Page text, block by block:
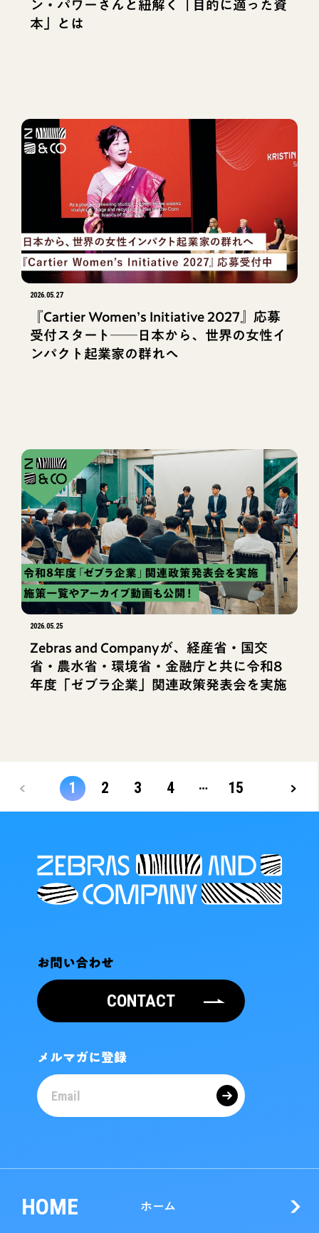
ン・パワーさんと紐解く「目的に適った資
本」とは
2026.05.27
『Cartier Women’s Initiative 2027』応募
受付スタート──日本から、世界の女性イ
ンパクト起業家の群れへ
2026.05.25
Zebras and Companyが、経産省・国交
省・農水省・環境省・金融庁と共に令和8
年度「ゼブラ企業」関連政策発表会を実施
1 2 3 4 … 15
お問い合わせ
CONTACT
メルマガに登録
HOME ホーム